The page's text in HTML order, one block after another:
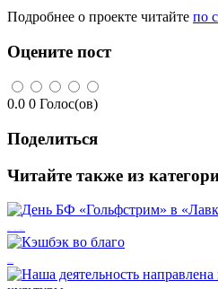
Подробнее о проекте читайте по
Оцените пост
0.0 0 Голос(ов)
Поделиться
Читайте также из